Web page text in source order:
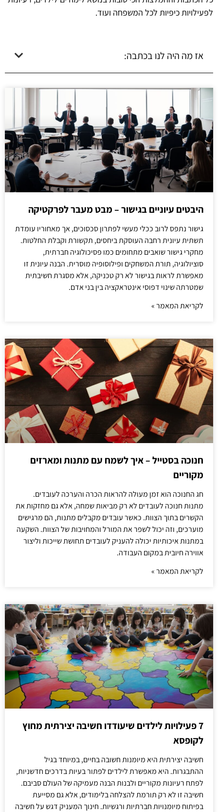
לפעילויות כיפיות לכל המשפחה ועוד.
אז מה היה לנו בכתבה:
היבטים עיוניים בגישור – מבט מעבר לפרקטיקה
גישור נתפס לרוב ככלי מעשי לפתרון סכסוכים, אך מאחוריו עומדת
תשתית עיונית רחבה העוסקת ביחסים, תקשורת וקבלת החלטות.
מחקרי גישור שואבים מתחומים כמו פסיכולוגיה חברתית,
סוציולוגיה, תורת המשחקים ופילוסופיה מוסרית. הבנה עיונית זו
מאפשרת לראות בגישור לא רק טכניקה, אלא מסגרת חשיבתית
שמטרתה שינוי דפוסי אינטראקציה בין בני אדם.
לקריאת המאמר »
חנוכה בסטייל – איך לשמח עם מתנות ומארזים
מקוריים
חג החנוכה הוא זמן מעולה להראות הכרה והערכה לעובדים.
מתנות חנוכה לעובדים לא רק מביאות שמחה, אלא גם מחזקות את
הקשרים בתוך הצוות. כאשר עובדים מקבלים מתנות, הם מרגישים
מוערכים, וזה יכול לשפר את המורל והמחויבות של הצוות. השקעה
במתנות איכותיות יכולה להעניק לעובדים תחושת שייכות וליצור
אווירה חיובית במקום העבודה.
לקריאת המאמר »
7 פעילויות לילדים שיעודדו חשיבה יצירתית מחוץ
לקופסא
חשיבה יצירתית היא מיומנות חשובה בחיים, במיוחד בגיל
ההתבגרות. היא מאפשרת לילדים לפתור בעיות בדרכים חדשניות,
לפתח רעיונות מקוריים ולבנות הבנה מעמיקה של העולם סביבם.
חשיבה זו לא רק תורמת להצלחה בלימודים, אלא גם מסייעת
בפיתוח מיומנויות חברתיות ורגשיות. חינוך המעניק דגש על חשיבה